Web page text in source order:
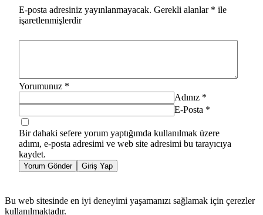
E-posta adresiniz yayınlanmayacak. Gerekli alanlar * ile
işaretlenmişlerdir
Yorumunuz *
Adınız *
E-Posta *
Bir dahaki sefere yorum yaptığımda kullanılmak üzere
adımı, e-posta adresimi ve web site adresimi bu tarayıcıya
kaydet.
Yorum Gönder Giriş Yap
Bu web sitesinde en iyi deneyimi yaşamanızı sağlamak için çerezler
kullanılmaktadır.